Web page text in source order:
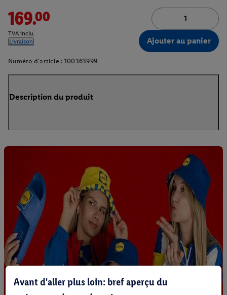
169.00
TVA inclu.
Livraison
Ajouter au panier
Numéro d'article : 100363999
Description du produit
Avant d'aller plus loin: bref aperçu du